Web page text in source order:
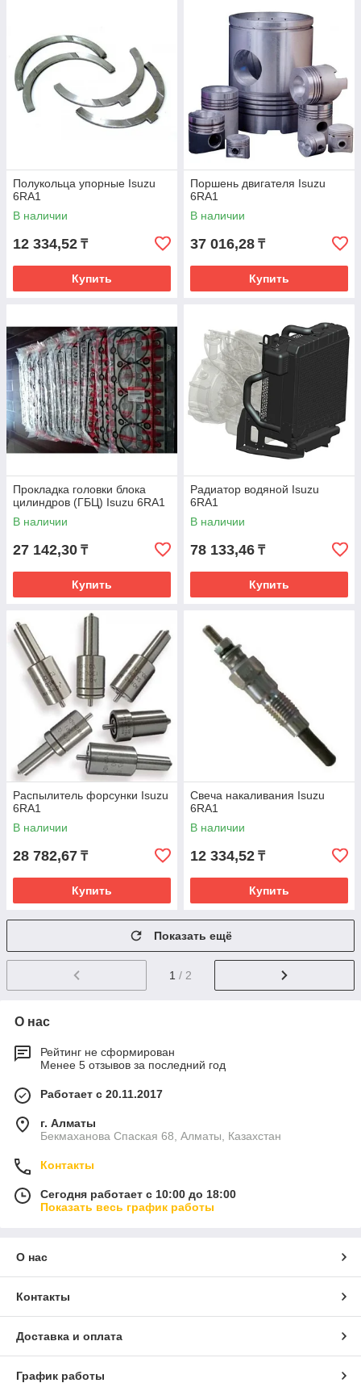
Полукольца упорные Isuzu
6RA1
В наличии
12 334,52 ₸
Купить
Поршень двигателя Isuzu
6RA1
В наличии
37 016,28 ₸
Купить
Прокладка головки блока
цилиндров (ГБЦ) Isuzu 6RA1
В наличии
27 142,30 ₸
Купить
Радиатор водяной Isuzu
6RA1
В наличии
78 133,46 ₸
Купить
Распылитель форсунки Isuzu
6RA1
В наличии
28 782,67 ₸
Купить
Свеча накаливания Isuzu
6RA1
В наличии
12 334,52 ₸
Купить
Показать ещё
1 / 2
О нас
Рейтинг не сформирован
Менее 5 отзывов за последний год
Работает с 20.11.2017
г. Алматы
Бекмаханова Спаская 68, Алматы, Казахстан
Контакты
Сегодня работает с 10:00 до 18:00
Показать весь график работы
О нас
Контакты
Доставка и оплата
График работы